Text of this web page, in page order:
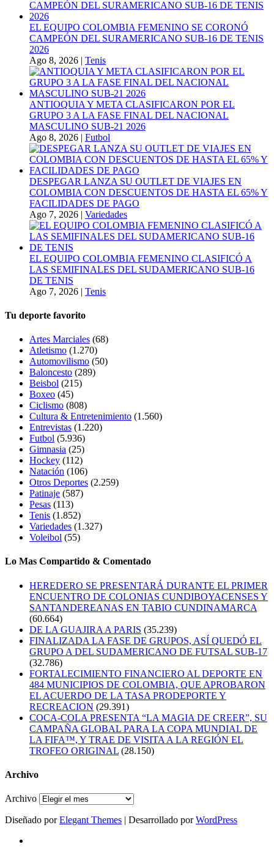
EL EQUIPO COLOMBIA FEMENINO SE CORONÓ
CAMPEÓN DEL SURAMERICANO SUB-16 DE TENIS
2026
Ago 8, 2026 | Tenis
ANTIOQUIA Y META CLASIFICARON POR EL
GRUPO 3 A LA FASE FINAL DEL NACIONAL
MASCULINO SUB-21 2026
Ago 8, 2026 | Futbol
DESPEGAR LANZA SU OUTLET DE VIAJES EN
COLOMBIA CON DESCUENTOS DE HASTA EL 65% Y
FACILIDADES DE PAGO
Ago 7, 2026 | Variedades
EL EQUIPO COLOMBIA FEMENINO CLASIFICÓ A
LAS SEMIFINALES DEL SUDAMERICANO SUB-16
DE TENIS
Ago 7, 2026 | Tenis
Tu deporte favorito
Artes Marciales (68)
Atletismo (1.270)
Automovilismo (50)
Baloncesto (289)
Beisbol (215)
Boxeo (45)
Ciclismo (808)
Cultura & Entretenimiento (1.560)
Entrevistas (1.220)
Futbol (5.936)
Gimnasia (25)
Hockey (112)
Natación (106)
Otros Deportes (2.259)
Patinaje (587)
Pesas (113)
Tenis (1.852)
Variedades (1.327)
Voleibol (55)
Lo Mas Compartido & Comentado
HEREDERO SE PRESENTARÁ DURANTE EL PRIMER
ENCUENTRO DE COLONIAS CUNDIBOYACENSES Y
SANTANDEREANAS EN TABIO CUNDINAMARCA
(60.664)
DE LA GUAJIRA A PARIS (35.239)
FINALIZADA LA FASE DE GRUPOS, ASÍ QUEDÓ EL
GRUPO A DEL SUDAMERICANO DE FUTSAL SUB-17
(32.786)
FORTALECIMIENTO FINANCIERO AL DEPORTE EN
484 MUNICIPIOS DE COLOMBIA, QUE APROBARON
EL ACUERDO DE LA TASA PRODEPORTE Y
RECREACION (29.391)
COCA-COLA PRESENTA “LA MAGIA DE CREER”, SU
CAMPAÑA GLOBAL PARA LA COPA MUNDIAL DE
LA FIFA™, Y TRAE DE VISITA A LA REGIÓN EL
TROFEO ORIGINAL (28.150)
Archivo
Archivo
Diseñado porElegant Themes | Desarrollado porWordPress